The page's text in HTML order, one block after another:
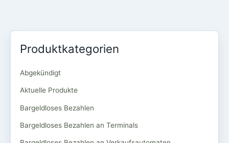
Produktkategorien
Abgekündigt
Aktuelle Produkte
Bargeldloses Bezahlen
Bargeldloses Bezahlen an Terminals